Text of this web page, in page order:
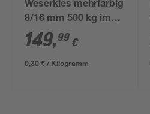
Weserkies mehrfarbig
8/16 mm 500 kg im
Big Bag
149,99 €
0,30 € / Kilogramm